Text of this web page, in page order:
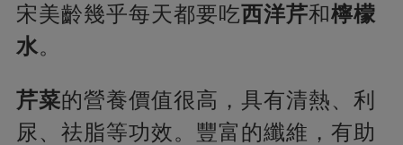
宋美齡幾乎每天都要吃西洋芹和檸檬
水。
芹菜的營養價值很高，具有清熱、利
尿、祛脂等功效。豐富的纖維，有助